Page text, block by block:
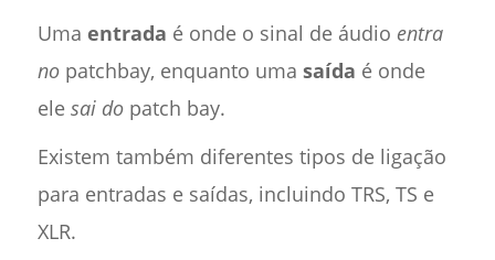
Uma entrada é onde o sinal de áudio entra
nopatchbay, enquanto uma saída é onde
ele sai dopatch bay.
Existem também diferentes tipos de ligação
para entradas e saídas, incluindo TRS, TS e
XLR.